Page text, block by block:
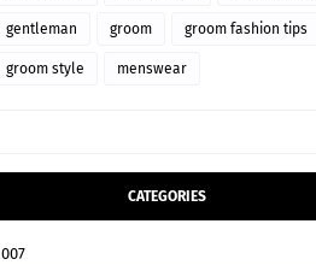
gentleman groom groom fashion tips
groom style menswear
CATEGORIES
007